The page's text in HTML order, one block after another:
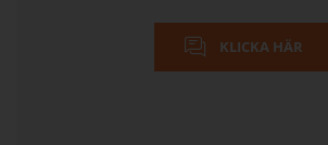
KLICKA HÄR